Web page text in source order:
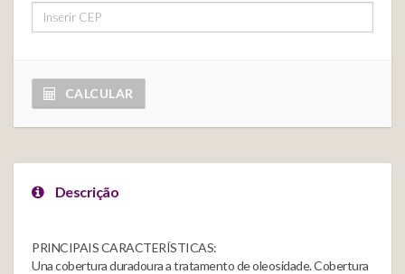
CALCULAR
Descrição
PRINCIPAIS CARACTERÍSTICAS:
Una cobertura duradoura a tratamento de oleosidade. Cobertura